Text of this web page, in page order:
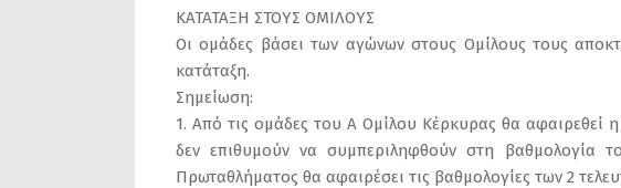
ΚΑΤΑΤΑΞΗ ΣΤΟΥΣ ΟΜΙΛΟΥΣ
Οι ομάδες βάσει των αγώνων στους Ομίλους τους
κατάταξη.
Σημείωση:
1. Από τις ομάδες του Α Ομίλου Κέρκυρας θα
δεν επιθυμούν να συμπεριληφθούν στη βαθμολογία
Πρωταθλήματος θα αφαιρέσει τις βαθμολογίες των 2